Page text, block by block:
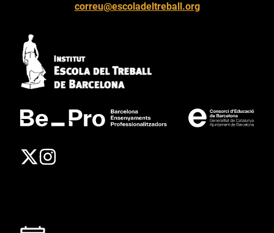
correu@escoladeltreball.org